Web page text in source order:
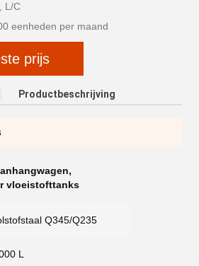
L/C
eenheden per maand
prijs
Productbeschrijving
,
vloeistofttanks
Q345/Q235
L